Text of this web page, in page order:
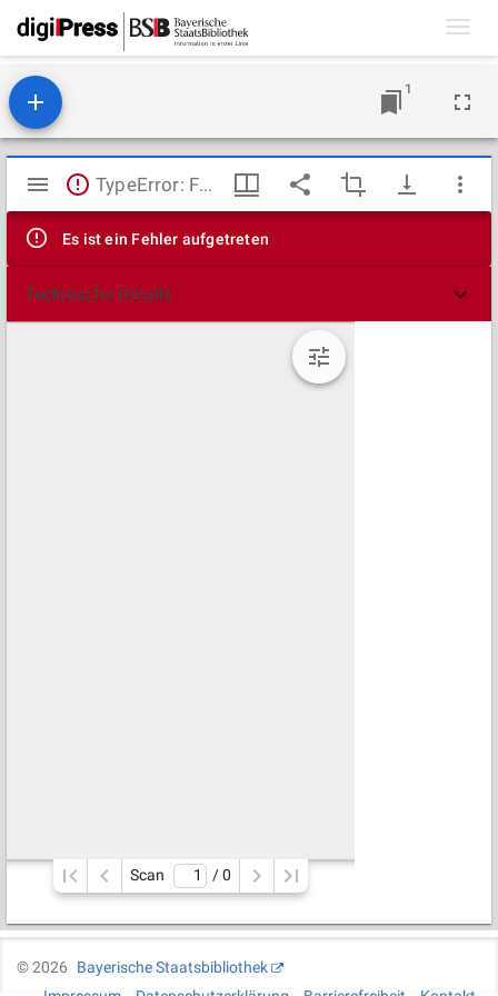
1
Mirador
Viewer
TypeError: Failed to fetch
Es ist ein Fehler aufgetreten
Technische Details
Scan / 0
©2026
Bayerische Staatsbibliothek